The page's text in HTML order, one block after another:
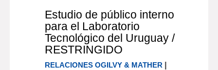
Estudio de público interno
para el Laboratorio
Tecnológico del Uruguay /
RESTRINGIDO
RELACIONES OGILVY & MATHER |